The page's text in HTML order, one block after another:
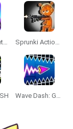
Zynpavo: Rhythm Piano Sprunki Action Playground: Ragdoll Sandbox
Wave Dash: Geometry Arrow